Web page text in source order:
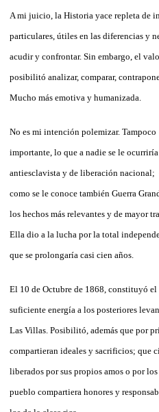
A mi juicio, la Historia yace repleta de
particulares, útiles en las diferencias y
acudir y confrontar. Sin embargo, el
posibilitó analizar, comparar,
Mucho más emotiva y humanizada.
No es mi intención polemizar.
importante, lo que a nadie se le
antiesclavista y de liberación
como se le conoce también Guerra
los hechos más relevantes y de mayor
Ella dio a la lucha por la total
que se prolongaría casi cien años.
El 10 de Octubre de 1868, constituyó
suficiente energía a los posteriores
Las Villas. Posibilitó, además que por
compartieran ideales y sacrificios; que
liberados por sus propios amos o por
pueblo compartiera honores y